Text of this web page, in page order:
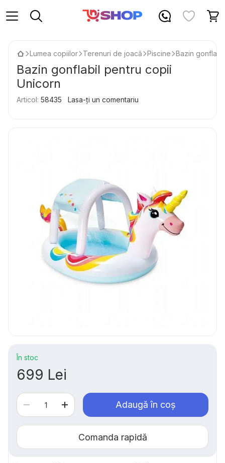
Lumea copiilor Terenuri de joacă Piscine Bazin
Bazin gonflabil pentru copii
Unicorn
Articol: 58435 Lasa-ți un comentariu
În stoc
699 Lei
Adaugă în coș
Comanda rapidă